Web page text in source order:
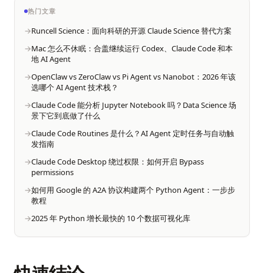
热门文章
Runcell Science：面向科研的开源 Claude Science 替代方案
Mac 怎么不休眠：合盖继续运行 Codex、Claude Code 和本
地 AI Agent
OpenClaw vs ZeroClaw vs Pi Agent vs Nanobot：2026 年该
选哪个 AI Agent 技术栈？
Claude Code 能分析 Jupyter Notebook 吗？Data Science 场
景下它到底做了什么
Claude Code Routines 是什么？AI Agent 定时任务与自动触
发指南
Claude Code Desktop 绕过权限：如何开启 Bypass
permissions
如何用 Google 的 A2A 协议构建两个 Python Agent：一步步
教程
2025 年 Python 增长最快的 10 个数据可视化库